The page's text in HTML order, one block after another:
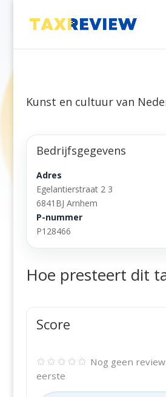
Kunst en cultuur van
Bedrijfsgegevens
Adres
Egelantierstraat 2 3
6841BJ Arnhem
P-nummer
P128466
Hoe presteert dit
Score
✩✩✩✩✩ Nog geen
eerste